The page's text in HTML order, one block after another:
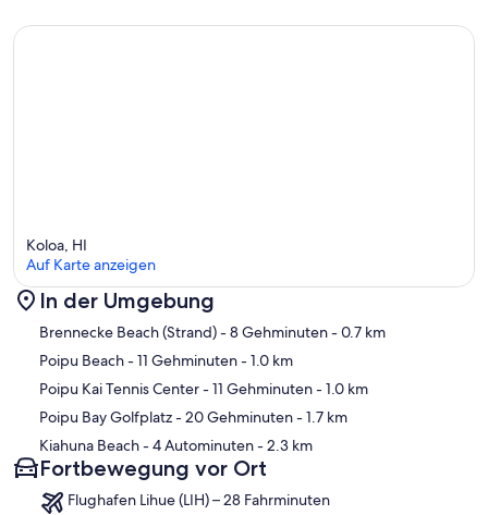
Karte
Koloa, HI
Auf Karte anzeigen
In der Umgebung
Brennecke Beach (Strand)- 8 Gehminuten- 0.7 km
Poipu Beach- 11 Gehminuten- 1.0 km
Poipu Kai Tennis Center- 11 Gehminuten- 1.0 km
Poipu Bay Golfplatz- 20 Gehminuten- 1.7 km
Kiahuna Beach- 4 Autominuten- 2.3 km
Fortbewegung vor Ort
Flughafen Lihue (LIH) – 28 Fahrminuten